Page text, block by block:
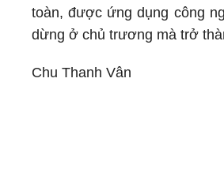
toàn, được ứng dụng công
dừng ở chủ trương mà trở
Chu Thanh Vân